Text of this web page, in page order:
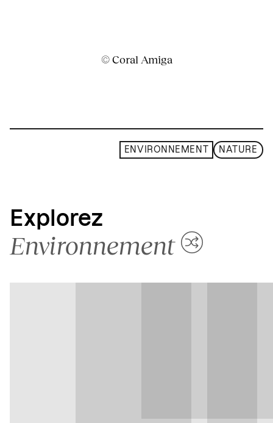
© Coral Amiga
ENVIRONNEMENT NATURE
Explorez
Environnement